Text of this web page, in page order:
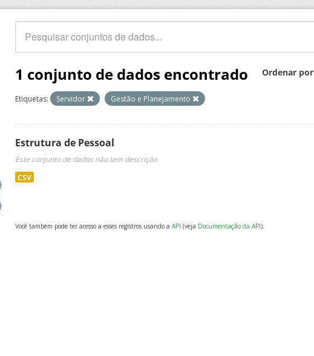
Ordenar por
1 conjunto de dados encontrado
Etiquetas: Servidor Gestão e Planejamento
Estrutura de Pessoal
Este conjunto de dados não tem descrição
CSV
Você também pode ter acesso a esses registros usando a API (veja Documentação da API).